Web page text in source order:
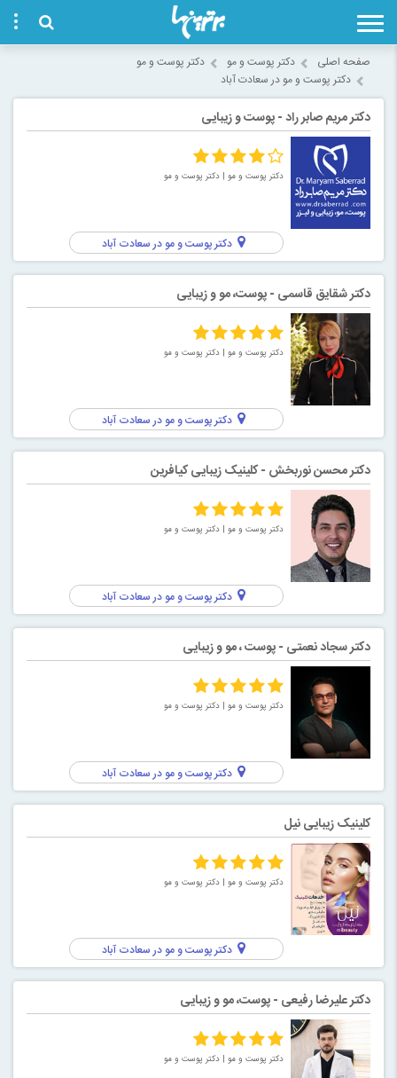
صفحه اصلی دکتر پوست و مو
دکتر پوست و مو
دکتر پوست و مو در سعادت آباد
دکتر مریم صابر راد - پوست و زیبایی
دکتر پوست و مو | دکتر پوست و مو
دکتر پوست و مو در سعادت آباد
دکتر شقایق قاسمی - پوست، مو و زیبایی
دکتر پوست و مو | دکتر پوست و مو
دکتر پوست و مو در سعادت آباد
دکتر محسن نوربخش - کلینیک زیبایی کیافرین
دکتر پوست و مو | دکتر پوست و مو
دکتر پوست و مو در سعادت آباد
دکتر سجاد نعمتی - پوست ، مو و زیبایی
دکتر پوست و مو | دکتر پوست و مو
دکتر پوست و مو در سعادت آباد
کلینیک زیبایی نیل
دکتر پوست و مو | دکتر پوست و مو
دکتر پوست و مو در سعادت آباد
دکتر علیرضا رفیعی - پوست، مو و زیبایی
دکتر پوست و مو | دکتر پوست و مو